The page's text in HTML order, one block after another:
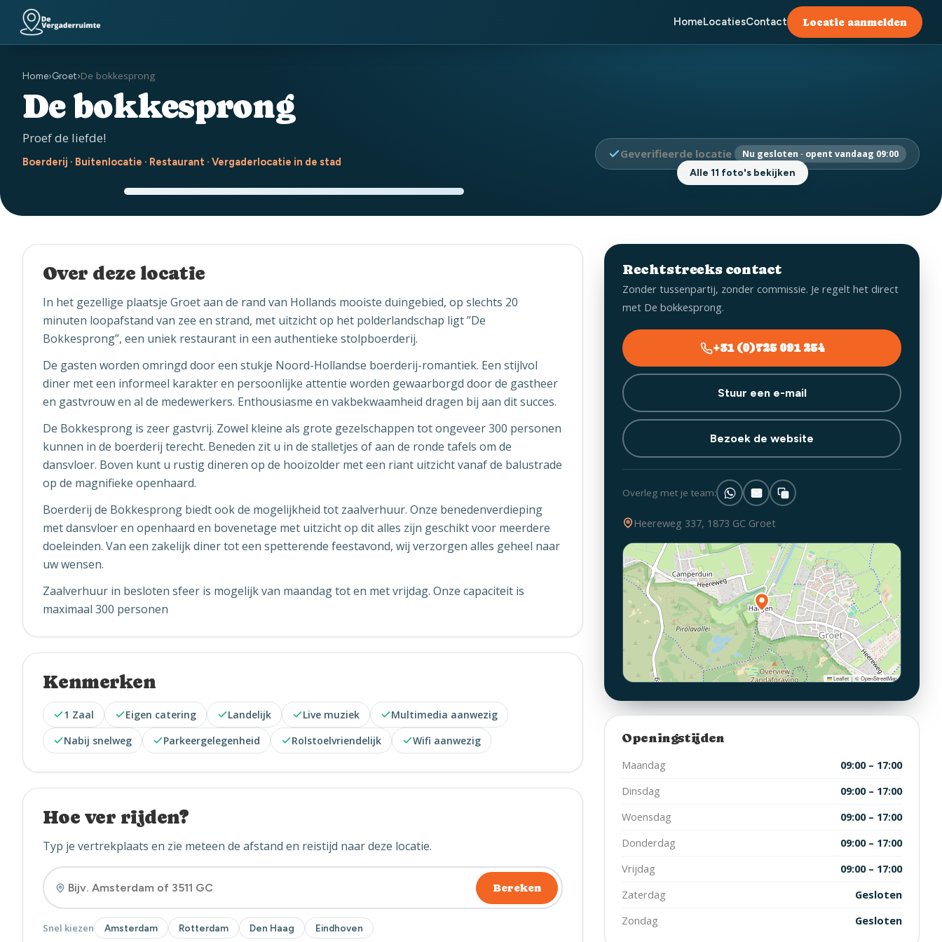
HomeLocatiesContact Locatie aanmelden
Home›Groet›De bokkesprong
De bokkesprong
Proef de liefde!
Boerderij · Buitenlocatie · Restaurant · Vergaderlocatie in de stad
Geverifieerde locatie
Nu gesloten · opent vandaag 09:00
Alle 11 foto's bekijken
Over deze locatie
In het gezellige plaatsje Groet aan de rand van Hollands mooiste duingebied, op slechts 20
minuten loopafstand van zee en strand, met uitzicht op het polderlandschap ligt ”De
Bokkesprong”, een uniek restaurant in een authentieke stolpboerderij.
De gasten worden omringd door een stukje Noord-Hollandse boerderij-romantiek. Een stijlvol
diner met een informeel karakter en persoonlijke attentie worden gewaarborgd door de gastheer
en gastvrouw en al de medewerkers. Enthousiasme en vakbekwaamheid dragen bij aan dit succes.
De Bokkesprong is zeer gastvrij. Zowel kleine als grote gezelschappen tot ongeveer 300 personen
kunnen in de boerderij terecht. Beneden zit u in de stalletjes of aan de ronde tafels om de
dansvloer. Boven kunt u rustig dineren op de hooizolder met een riant uitzicht vanaf de balustrade
op de magnifieke openhaard.
Boerderij de Bokkesprong biedt ook de mogelijkheid tot zaalverhuur. Onze benedenverdieping
met dansvloer en openhaard en bovenetage met uitzicht op dit alles zijn geschikt voor meerdere
doeleinden. Van een zakelijk diner tot een spetterende feestavond, wij verzorgen alles geheel naar
uw wensen.
Zaalverhuur in besloten sfeer is mogelijk van maandag tot en met vrijdag. Onze capaciteit is
maximaal 300 personen
Kenmerken
1 Zaal Eigen catering Landelijk Live muziek
Multimedia aanwezig
Nabij snelweg
Parkeergelegenheid Rolstoelvriendelijk Wifi aanwezig
Hoe ver rijden?
Typ je vertrekplaats en zie meteen de afstand en reistijd naar deze locatie.
Bereken
Snel kiezen Amsterdam Rotterdam Den Haag Eindhoven
Rechtstreeks contact
Zonder tussenpartij, zonder commissie. Je regelt het direct
met De bokkesprong.
+31 (0)725 091 254
Stuur een e-mail
Bezoek de website
Overleg met je team:
Heereweg 337, 1873 GC Groet
Leaflet | © OpenStreetMap
Openingstijden
Maandag
09:00 – 17:00
Dinsdag
09:00 – 17:00
Woensdag
09:00 – 17:00
Donderdag
09:00 – 17:00
Vrijdag
09:00 – 17:00
Zaterdag
Gesloten
Zondag
Gesloten